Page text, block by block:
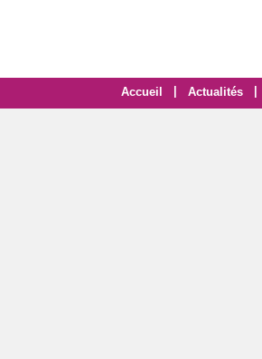
Accueil Actualités